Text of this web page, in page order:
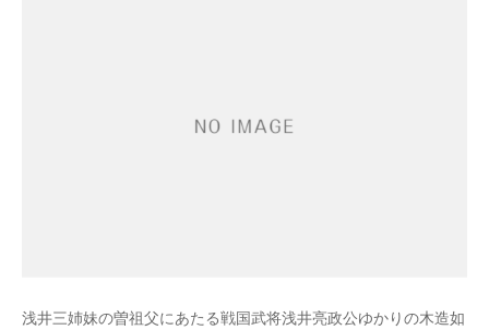
浅井三姉妹の曽祖父にあたる戦国武将浅井亮政公ゆかりの木造如